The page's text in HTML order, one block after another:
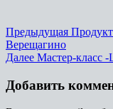
Предыдущая
Верещагино
Далее Мастер-класс
Добавить